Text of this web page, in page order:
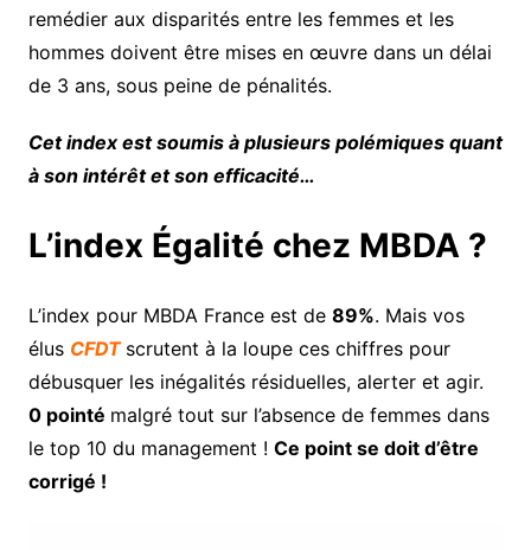
remédier aux disparités entre les femmes et les
hommes doivent être mises en œuvre dans un délai
de 3 ans, sous peine de pénalités.
Cet index est soumis à plusieurs polémiques quant
à son intérêt et son efficacité…
L’index Égalité chez MBDA ?
L’index pour MBDA France est de 89%. Mais vos
élus CFDT scrutent à la loupe ces chiffres pour
débusquer les inégalités résiduelles, alerter et agir.
0 pointé malgré tout sur l’absence de femmes dans
le top 10 du management ! Ce point se doit d’être
corrigé !